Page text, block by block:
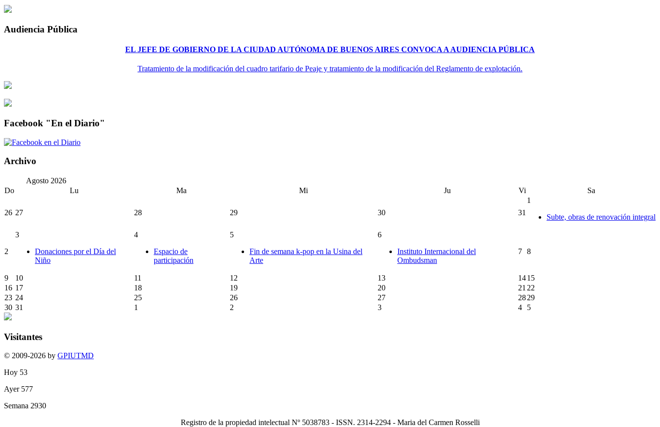
Audiencia Pública
EL JEFE DE GOBIERNO DE LA CIUDAD AUTÓNOMA DE BUENOS AIRES CONVOCA A AUDIENCIA PÚBLICA
Tratamiento de la modificación del cuadro tarifario de Peaje y tratamiento de la modificación del Reglamento de explotación.
Facebook "En el Diario"
Archivo
Agosto 2026
Do
Lu Ma Mi Ju Vi Sa
26 27 28 29 30 31
1
Subte, obras de renovación integral
2
3
Donaciones por el Día del
Niño
4
Espacio de
participación
5
Fin de semana k-pop en la Usina del
Arte
6
Instituto Internacional del
Ombudsman
7 8
9 10 11 12 13 1415
16 17 18 19 20 21 22
23 24 25 26 27 2829
30 31 1 2 3 4 5
Visitantes
© 2009-2026 by GPIUTMD
Hoy 53
Ayer 577
Semana 2930
Registro de la propiedad intelectual Nº 5038783 - ISSN. 2314-2294 - Maria del Carmen Rosselli